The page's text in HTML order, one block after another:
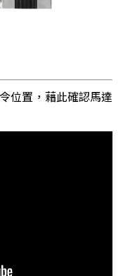
位置，藉此確認馬達